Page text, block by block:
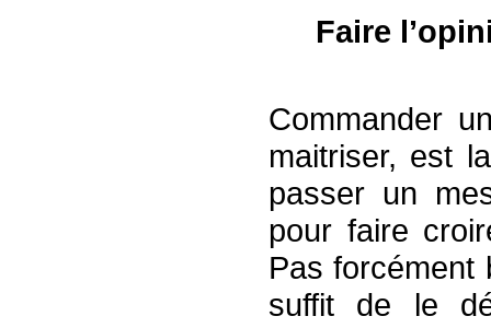
Faire
Commander
maitriser, est
passer un
pour faire
Pas forcément
suffit de le